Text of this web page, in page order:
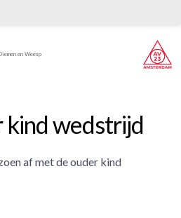
en Weesp
wedstrijd
af met de ouder kind